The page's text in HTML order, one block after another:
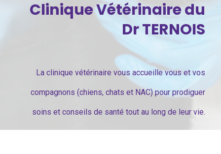
Clinique Vétérinaire du
Dr TERNOIS
La clinique vétérinaire vous accueille vous et vos
compagnons (chiens, chats et NAC) pour prodiguer
soins et conseils de santé tout au long de leur vie.